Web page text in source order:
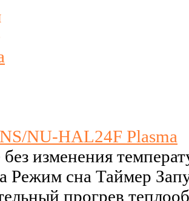
NU-HAL24F Plasma
изменения
Режим сна Таймер
прогрев